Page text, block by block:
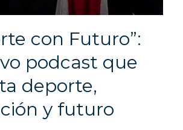
con Futuro”:
podcast que
deporte,
y futuro